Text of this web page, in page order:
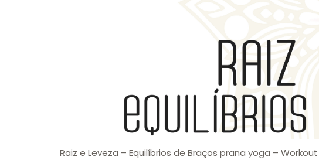
Raiz e Leveza – Equilíbrios de Braços prana yoga –